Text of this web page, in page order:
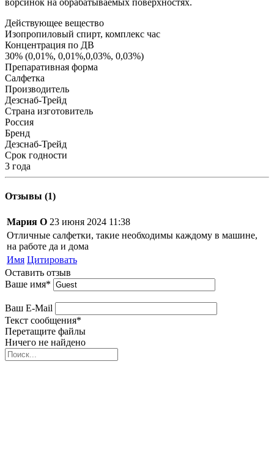
Действующее вещество
Изопропиловый спирт, комплекс час
Концентрация по ДВ
30% (0,01%, 0,01%,0,03%, 0,03%)
Препаративная форма
Салфетка
Производитель
Дезснаб-Трейд
Страна изготовитель
Россия
Бренд
Дезснаб-Трейд
Срок годности
3 года
Отзывы (1)
Мария О 23 июня 2024 11:38
Отличные салфетки, такие необходимы каждому в машине,
на работе да и дома
Имя Цитировать
Оставить отзыв
Ваше имя*
Ваш E-Mail
Текст сообщения*
Перетащите файлы
Ничего не найдено